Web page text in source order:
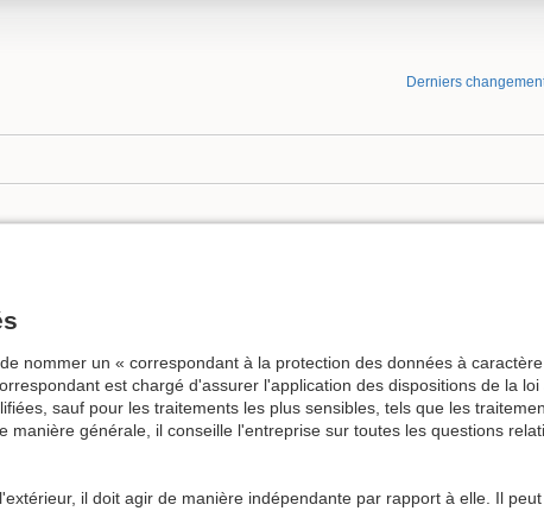
Derniers
nommer un « correspondant à la protection des données à
est chargé d'assurer l'application des dispositions de la
sauf pour les traitements les plus sensibles, tels que les
générale, il conseille l'entreprise sur toutes les questions
il doit agir de manière indépendante par rapport à elle. Il